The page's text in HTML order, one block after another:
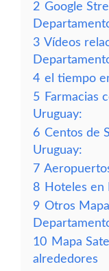
2 Google
3 Vídeos
4 el tiempo
5 Farmacias
Uruguay:
6 Centos de
Uruguay:
7
8 Hoteles en
9 Otros
10 Mapa
alrededores